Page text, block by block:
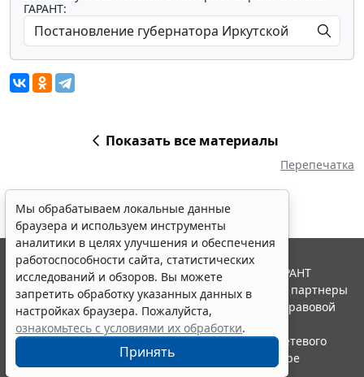
ГАРАНТ:
Показать все материалы
Перепечатка
Мы обрабатываем локальные данные
браузера и используем инструменты
аналитики в целях улучшения и обеспечения
работоспособности сайта, статистических
исследований и обзоров. Вы можете
запретить обработку указанных данных в
настройках браузера. Пожалуйста,
ознакомьтесь с условиями их обработки.
Принять
© ООО "НПП "ГАРАНТ-СЕРВИС", 2026. Система ГАРАНТ
выпускается с 1990 года. Компания "Гарант" и ее партнеры
являются участниками Российской ассоциации правовой
информации ГАРАНТ.
Портал ГАРАНТ.РУ зарегистрирован в качестве сетевого
издания Федеральной службой по надзору в сфере